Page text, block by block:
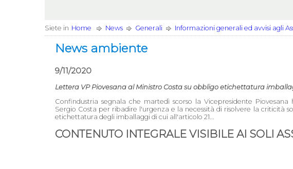
Siete in Home News Generali Informazioni generali ed avvisi agli
News ambiente
9/11/2020
Lettera VP Piovesana al Ministro Costa su obbligo etichettatura
Confindustria segnala che martedì scorso la Vicepresidente
Sergio Costa per ribadire l'urgenza e la necessità di risolvere la criticità
etichettatura degli imballaggi di cui all'articolo 21...
CONTENUTO INTEGRALE VISIBILE AI SOLI